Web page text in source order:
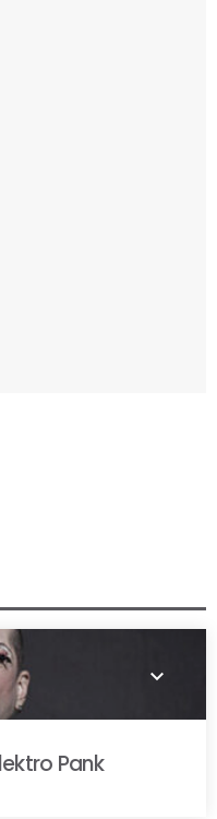
keyboard_arrow_down
Pank